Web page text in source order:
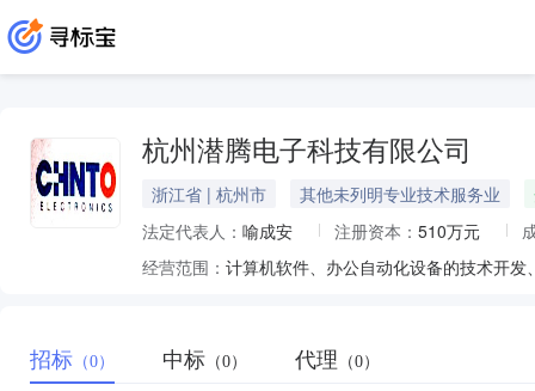
杭州潜腾电子科技有限公司
浙江省 | 杭州市 其他未列明专业技术服务业
法定代表人： 喻成安 注册资本： 510万元
经营范围：
招标 （0） 中标 （0） 代理 （0）